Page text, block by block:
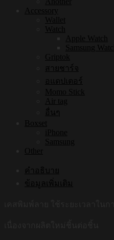
Accessory
Wallet
Watch
Apple Watch
Samsung Watch
Griptok
สายชาร์จ
อแดปเตอร์
Momo Stick
Air tag
อื่นๆ
Boxset
iPhone
Samsung
Other
คำอธิบาย
ข้อมูลเพิ่มเติม